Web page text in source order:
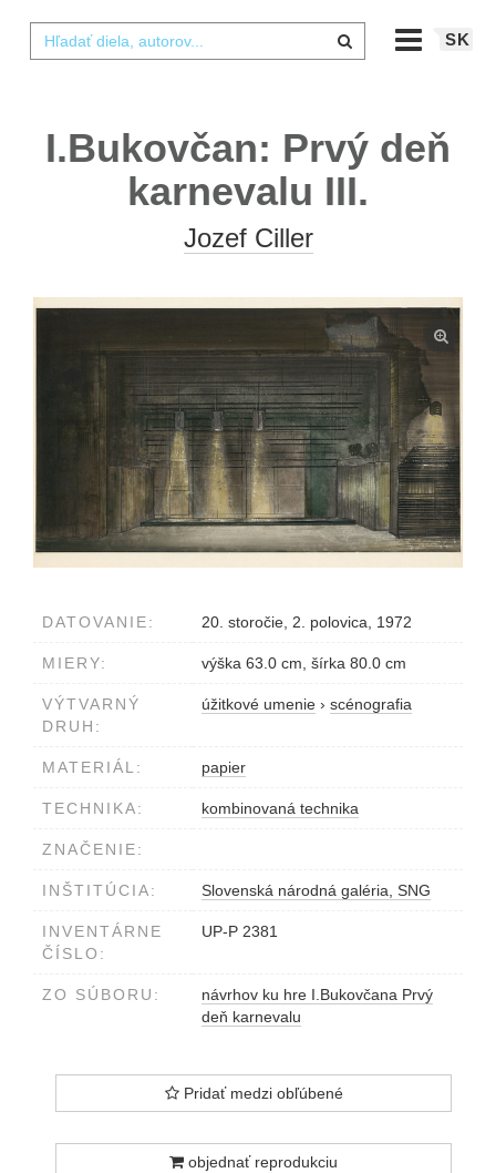
SK
I.Bukovčan: Prvý deň
karnevalu III.
Jozef Ciller
DATOVANIE: 20. storočie, 2. polovica, 1972
MIERY: výška 63.0 cm, šírka 80.0 cm
VÝTVARNÝ
DRUH:
úžitkové umenie › scénografia
MATERIÁL: papier
TECHNIKA: kombinovaná technika
ZNAČENIE:
INŠTITÚCIA: Slovenská národná galéria, SNG
INVENTÁRNE
ČÍSLO:
UP-P 2381
ZO SÚBORU:
návrhov ku hre I.Bukovčana Prvý
deň karnevalu
Pridať medzi obľúbené
objednať reprodukciu